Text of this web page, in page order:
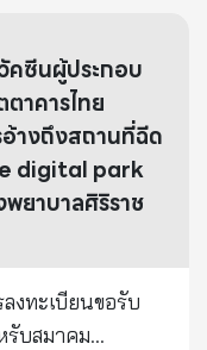
คซีนผู้ประกอบ
าคารไทย
างถึงสถานที่ฉีด
digital park
ยาบาลศิริราช
งทะเบียนขอรับ
รับสมาคม